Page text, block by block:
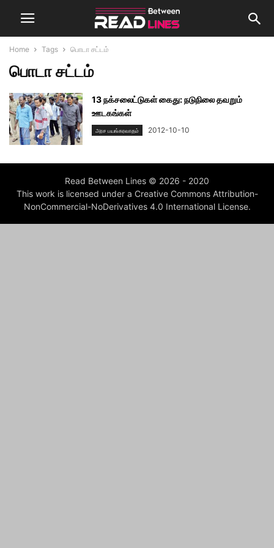
Home Tags பொடா சட்டம்
பொடா சட்டம்
13 நக்சலைட்டுகள் கைது: நடுநிலை தவறும்
ஊடகங்கள்
அரச பயங்கரவாதம் 2012-10-10
Read Between Lines © 2026 - 2020
This work is licensed under a Creative Commons Attribution-
NonCommercial-NoDerivatives 4.0 International License.